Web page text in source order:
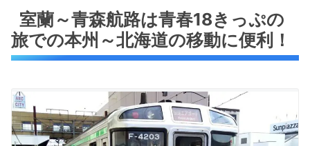
室蘭～青森航路は青春18きっぷの
旅での本州～北海道の移動に便利！